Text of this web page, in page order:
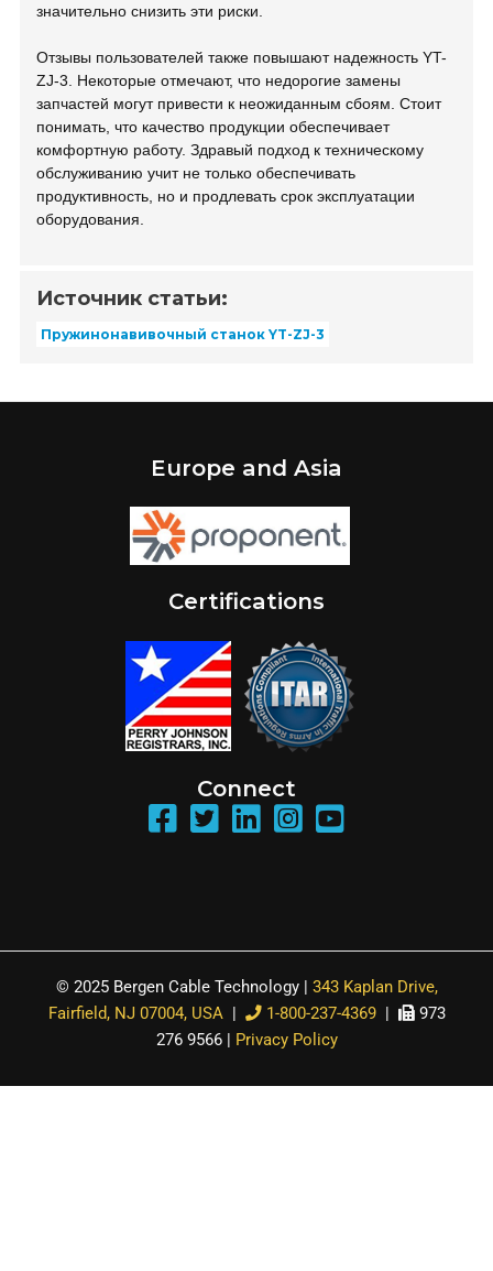
значительно снизить эти риски.
Отзывы пользователей также повышают надежность YT-
ZJ-3. Некоторые отмечают, что недорогие замены
запчастей могут привести к неожиданным сбоям. Стоит
понимать, что качество продукции обеспечивает
комфортную работу. Здравый подход к техническому
обслуживанию учит не только обеспечивать
продуктивность, но и продлевать срок эксплуатации
оборудования.
Источник статьи:
Пружинонавивочный станок YT-ZJ-3
Europe and Asia
Certifications
Connect
© 2025 Bergen Cable Technology | 343 Kaplan Drive,
Fairfield, NJ 07004, USA| 1-800-237-4369|
973
276 9566 | Privacy Policy